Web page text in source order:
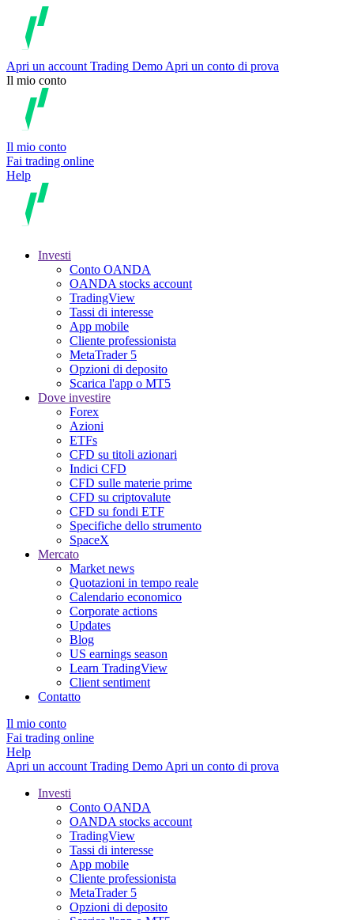
Apri un account Trading Demo Apri un conto di prova
Il mio conto
Il mio conto
Fai trading online
Help
Investi
Conto OANDA
OANDA stocks account
TradingView
Tassi di interesse
App mobile
Cliente professionista
MetaTrader 5
Opzioni di deposito
Scarica l'app o MT5
Dove investire
Forex
Azioni
ETFs
CFD su titoli azionari
Indici CFD
CFD sulle materie prime
CFD su criptovalute
CFD su fondi ETF
Specifiche dello strumento
SpaceX
Mercato
Market news
Quotazioni in tempo reale
Calendario economico
Corporate actions
Updates
Blog
US earnings season
Learn TradingView
Client sentiment
Contatto
Il mio conto
Fai trading online
Help
Apri un account Trading Demo Apri un conto di prova
Investi
Conto OANDA
OANDA stocks account
TradingView
Tassi di interesse
App mobile
Cliente professionista
MetaTrader 5
Opzioni di deposito